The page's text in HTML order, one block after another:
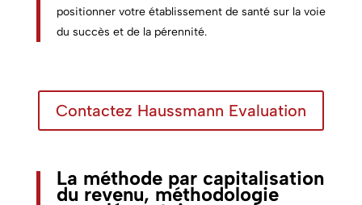
positionner votre établissement de santé sur la voie
du succès et de la pérennité.
Contactez Haussmann Evaluation
La méthode par capitalisation
du revenu, méthodologie